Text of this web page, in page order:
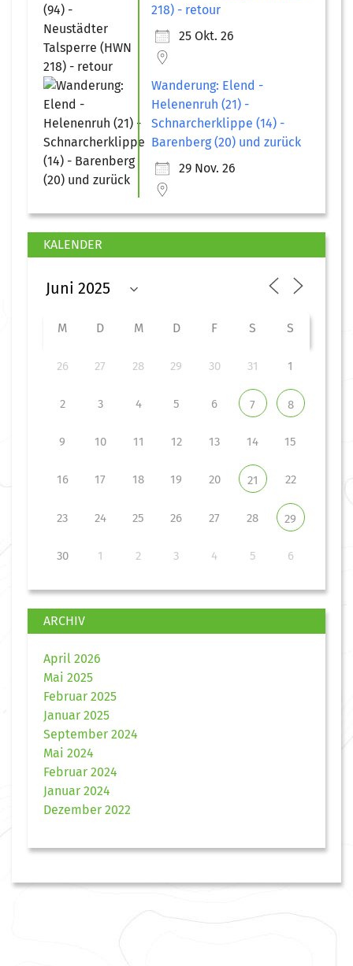
218) - retour
25 Okt. 26
Wanderung: Elend -
Helenenruh (21) -
Schnarcherklippe (14) -
Barenberg (20) und zurück
29 Nov. 26
KALENDER
M D M D F S S
26 27 28 29 30 31 1
2 3 4 5 6 7 8
9 10 11 12 13 14 15
16 17 18 19 20 21 22
23 24 25 26 27 28 29
30 1 2 3 4 5 6
ARCHIV
April 2026
Mai 2025
Februar 2025
Januar 2025
September 2024
Mai 2024
Februar 2024
Januar 2024
Dezember 2022